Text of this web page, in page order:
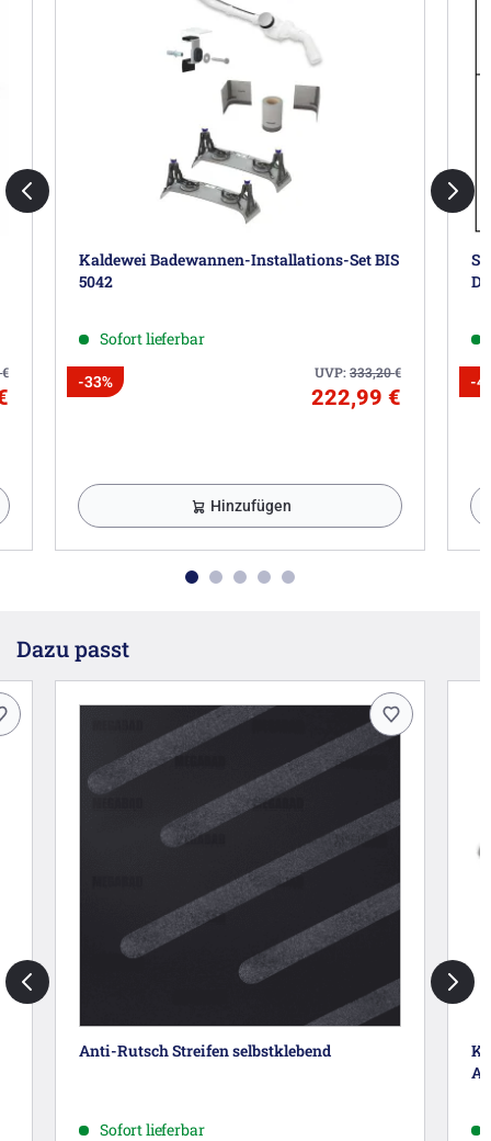
€
Kaldewei Badewannen-Installations-Set BIS
5042
Sofort lieferbar
UVP:333,20€
-33%
222,99 €
Hinzufügen
-
Dazu passt
Anti-Rutsch Streifen selbstklebend
Sofort lieferbar